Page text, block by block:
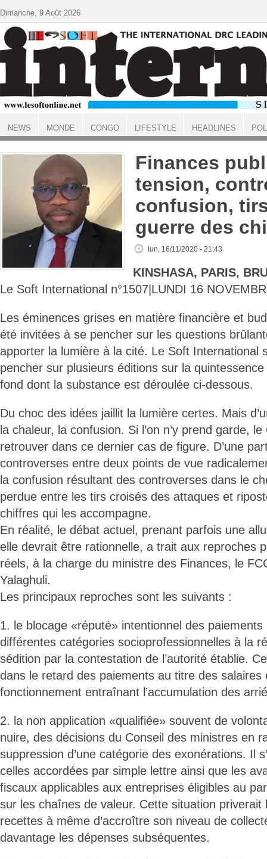
ACCUEIL
Finances
tension,
confusion,
guerre des
lun, 16/11/2020 - 21:43
KINSHASA, PARIS,
Le Soft International n°1507|LUNDI 16
Les éminences grises en matière financière et
été invitées à se pencher sur les questions
apporter la lumière à la cité. Le Soft International
pencher sur plusieurs éditions sur la
fond dont la substance est déroulée ci-dessous.
Du choc des idées jaillit la lumière certes. Mais
la chaleur, la confusion. Si l’on n’y prend garde,
retrouver dans ce dernier cas de figure. D’une
controverses entre deux points de vue
la confusion résultant des controverses dans le
perdue entre les tirs croisés des attaques et
chiffres qui les accompagne.
En réalité, le débat actuel, prenant parfois une
elle devrait être rationnelle, a trait aux reproches
réels, à la charge du ministre des Finances, le
Yalaghuli.
Les principaux reproches sont les suivants :
1. le blocage «réputé» intentionnel des
différentes catégories socioprofessionnelles à la
sédition par la contestation de l’autorité établie.
dans le retard des paiements au titre des salaires
fonctionnement entraînant l’accumulation des
2. la non application «qualifiée» souvent de
nuire, des décisions du Conseil des ministres en
suppression d’une catégorie des exonérations. Il
celles accordées par simple lettre ainsi que les
fiscaux applicables aux entreprises éligibles au
sur les chaînes de valeur. Cette situation priverait
recettes à même d’accroître son niveau de
davantage les dépenses subséquentes.
Dimanche, 9 Août 2026
NEWS MONDE CONGO LIFESTYLE HEADLINES